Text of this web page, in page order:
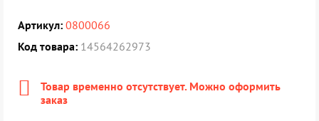
Артикул: 0800066
Код товара: 14564262973
Товар временно отсутствует. Можно оформить
заказ